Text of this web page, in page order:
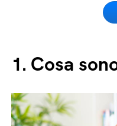
Spedizione SIM
1. Cosa